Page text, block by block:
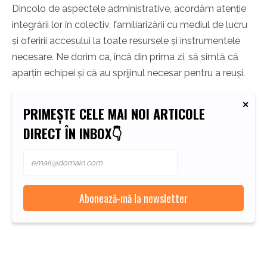
Dincolo de aspectele administrative, acordăm atenție
integrării lor în colectiv, familiarizării cu mediul de lucru
și oferirii accesului la toate resursele și instrumentele
necesare. Ne dorim ca, încă din prima zi, să simtă că
aparțin echipei și că au sprijinul necesar pentru a reuși.
PRIMEȘTE CELE MAI NOI ARTICOLE
DIRECT ÎN INBOX👇